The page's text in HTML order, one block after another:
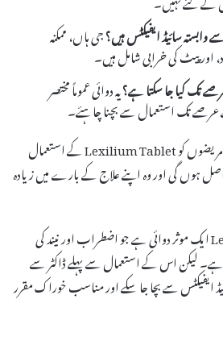
جی ہاں، ممکنہ
اور پیٹ کی خرابی شامل ہیں۔
یہ دوائی عموماً مختصر
عرصے تک استعمال سے بچنا چاہئے۔
ان سوالات کے جوابات سے مریضوں کو Lexilium Tablet کے استعمال
ہوں گی اور وہ اپنے علاج کے بارے میں زیادہ
**نتیجہ:** Lexilium Tablet ایک موثر دوائی ہے جو اضطراب اور نیند کی
ہے۔ لیکن اس کے استعمال سے پہلے ڈاکٹر سے
ایفیکٹس سے بچا جا سکے اور مناسب خوراک مقرر